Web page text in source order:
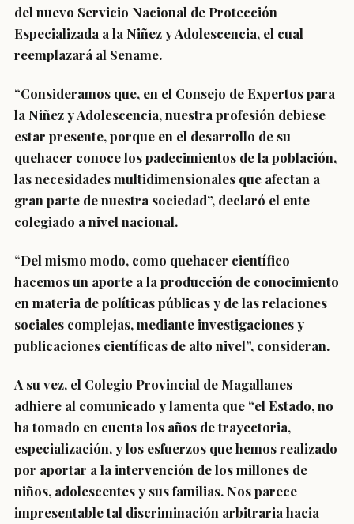
del nuevo Servicio Nacional de Protección
Especializada a la Niñez y Adolescencia, el cual
reemplazará al Sename.
“Consideramos que, en el Consejo de Expertos para
la Niñez y Adolescencia, nuestra profesión debiese
estar presente, porque en el desarrollo de su
quehacer conoce los padecimientos de la población,
las necesidades multidimensionales que afectan a
gran parte de nuestra sociedad”, declaró el ente
colegiado a nivel nacional.
“Del mismo modo, como quehacer científico
hacemos un aporte a la producción de conocimiento
en materia de políticas públicas y de las relaciones
sociales complejas, mediante investigaciones y
publicaciones científicas de alto nivel”, consideran.
A su vez, el Colegio Provincial de Magallanes
adhiere al comunicado y lamenta que “el Estado, no
ha tomado en cuenta los años de trayectoria,
especialización, y los esfuerzos que hemos realizado
por aportar a la intervención de los millones de
niños, adolescentes y sus familias. Nos parece
impresentable tal discriminación arbitraria hacia